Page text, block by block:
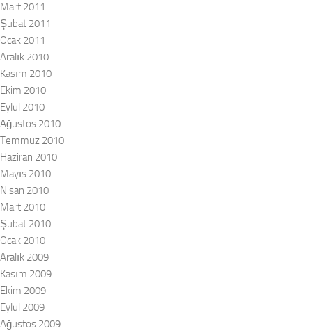
Mart 2011
Şubat 2011
Ocak 2011
Aralık 2010
Kasım 2010
Ekim 2010
Eylül 2010
Ağustos 2010
Temmuz 2010
Haziran 2010
Mayıs 2010
Nisan 2010
Mart 2010
Şubat 2010
Ocak 2010
Aralık 2009
Kasım 2009
Ekim 2009
Eylül 2009
Ağustos 2009